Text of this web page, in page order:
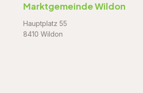
Marktgemeinde Wildon
Hauptplatz 55
8410 Wildon